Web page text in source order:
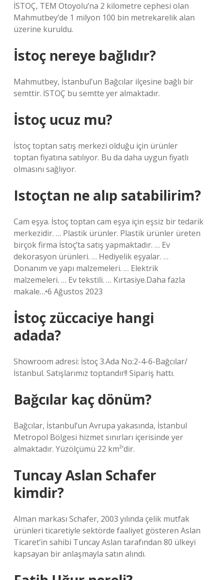
İSTOÇ, TEM Otoyolu’na 2 kilometre cephesi olan
Mahmutbey’de 1 milyon 100 bin metrekarelik alan
üzerine kuruldu.
İstoç nereye bağlıdır?
Mahmutbey, İstanbul’un Bağcılar ilçesine bağlı bir
semttir. İSTOÇ bu semtte yer almaktadır.
İstoç ucuz mu?
İstoç toptan satış merkezi olduğu için ürünler
toptan fiyatına satılıyor. Bu da daha uygun fiyatlı
olmasını sağlıyor.
Istoçtan ne alıp satabilirim?
Cam eşya. İstoç toptan cam eşya için eşsiz bir tedarik
merkezidir. … Plastik ürünler. Plastik ürünler üreten
birçok firma İstoç’ta satış yapmaktadır. … Ev
dekorasyon ürünleri. … Hediyelik eşyalar. …
Donanım ve yapı malzemeleri. … Elektrik
malzemeleri. … Ev tekstili. … Kırtasiye.Daha fazla
makale…•6 Ağustos 2023
İstoç züccaciye hangi
adada?
Showroom adresi: İstoç 3.Ada No:2-4-6-Bağcılar/
İstanbul. Satışlarımız toptandır!!️ Sipariş hattı.
Bağcılar kaç dönüm?
Bağcılar, İstanbul’un Avrupa yakasında, İstanbul
Metropol Bölgesi hizmet sınırları içerisinde yer
almaktadır. Yüzölçümü 22 km²’dir.
Tuncay Aslan Schafer
kimdir?
Alman markası Schafer, 2003 yılında çelik mutfak
ürünleri ticaretiyle sektörde faaliyet gösteren Aslan
Ticaret’in sahibi Tuncay Aslan tarafından 80 ülkeyi
kapsayan bir anlaşmayla satın alındı.